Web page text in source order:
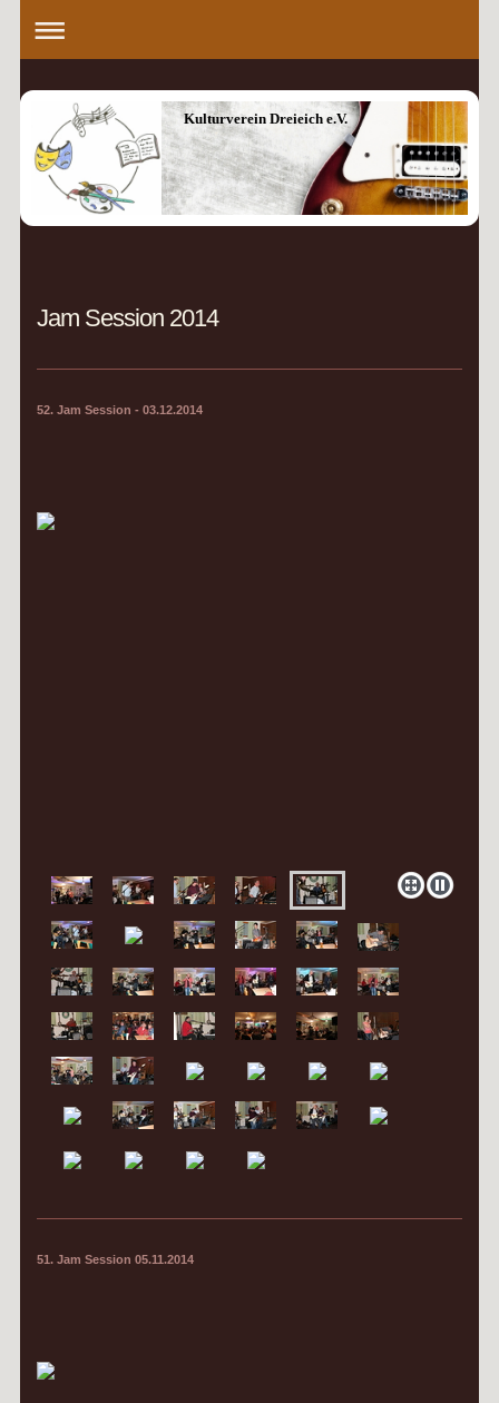
Kulturverein Dreieich e.V.
Jam Session 2014
52. Jam Session - 03.12.2014
51. Jam Session 05.11.2014